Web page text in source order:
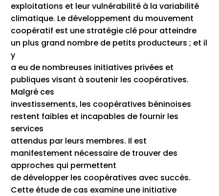
exploitations et leur vulnérabilité à la variabilité
climatique. Le développement du mouvement
coopératif est une stratégie clé pour atteindre
un plus grand nombre de petits producteurs ; et il
y
a eu de nombreuses initiatives privées et
publiques visant à soutenir les coopératives.
Malgré ces
investissements, les coopératives béninoises
restent faibles et incapables de fournir les
services
attendus par leurs membres. Il est
manifestement nécessaire de trouver des
approches qui permettent
de développer les coopératives avec succès.
Cette étude de cas examine une initiative